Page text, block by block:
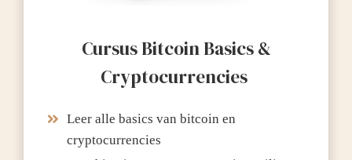
Cursus Bitcoin Basics &
Cryptocurrencies
Leer alle basics van bitcoin en
cryptocurrencies